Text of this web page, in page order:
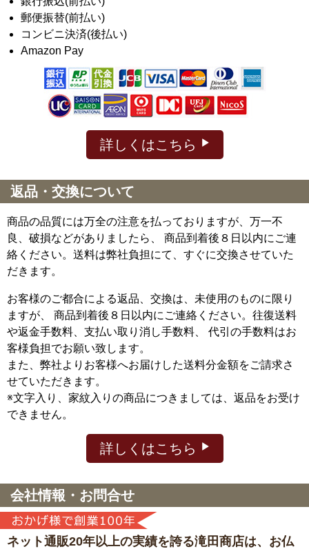
郵便振替(前払い)
コンビニ決済(後払い)
Amazon Pay
詳しくはこちら
返品・交換について
商品の品質には万全の注意を払っておりますが、万一不
良、破損などがありましたら、 商品到着後８日以内にご連
絡ください。送料は弊社負担にて、すぐに交換させていた
だきます。
お客様のご都合による返品、交換は、未使用のものに限り
ますが、
商品到着後８日以内にご連絡ください。往復送料
や返金手数料、支払い取り消し手数料、 代引の手数料はお
客様負担でお願い致します。
また、弊社よりお客様へお届けした送料分金額をご請求さ
せていただきます。
※文字入り、家紋入りの商品につきましては、返品をお受け
できません。
詳しくはこちら
会社情報・お問合せ
ネット通販20年以上の実績を誇る滝田商店は、 お仏